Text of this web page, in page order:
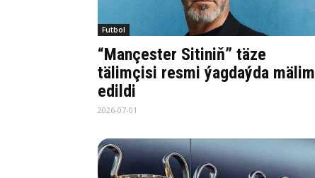
Futbol
“Mançester Sitiniň” täze
tälimçisi resmi ýagdaýda mälim
edildi
2026-07-01